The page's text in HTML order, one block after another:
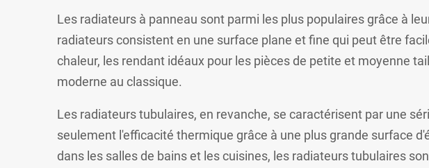
Les radiateurs à panneau sont parmi les plus populaires grâce à
radiateurs consistent en une surface plane et fine qui peut être
chaleur, les rendant idéaux pour les pièces de petite et moyenne
moderne au classique.
Les radiateurs tubulaires, en revanche, se caractérisent par une
seulement l'efficacité thermique grâce à une plus grande surface
dans les salles de bains et les cuisines, les radiateurs tubulaires